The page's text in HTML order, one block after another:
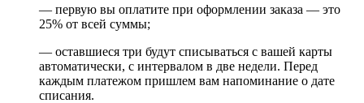
— первую вы оплатите при оформлении заказа — это
25% от всей суммы;
— оставшиеся три будут списываться с вашей карты
автоматически, с интервалом в две недели. Перед
каждым платежом пришлем вам напоминание о дате
списания.